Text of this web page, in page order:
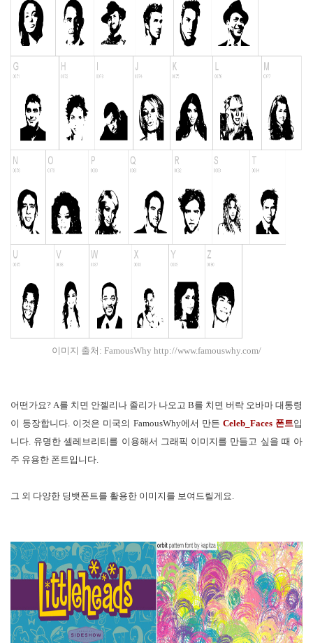
이미지 출처: FamousWhy http://www.famouswhy.com/
어떤가요? A를 치면 안젤리나 졸리가 나오고 B를 치면 버락 오바마 대통령
이 등장합니다. 이것은 미국의 FamousWhy에서 만든 Celeb_Faces 폰트입
니다. 유명한 셀레브리티를 이용해서 그래픽 이미지를 만들고 싶을 때 아
주 유용한 폰트입니다.
그 외 다양한 딩뱃폰트를 활용한 이미지를 보여드릴게요.